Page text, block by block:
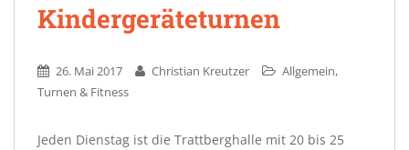
Kindergeräteturnen
26. Mai 2017 Christian Kreutzer Allgemein,
Turnen & Fitness
Jeden Dienstag ist die Trattberghalle mit 20 bis 25